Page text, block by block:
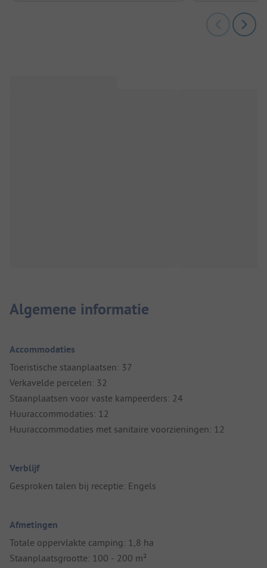
Algemene informatie
Accommodaties
Toeristische staanplaatsen: 37
Verkavelde percelen: 32
Staanplaatsen voor vaste kampeerders: 24
Huuraccommodaties: 12
Huuraccommodaties met sanitaire voorzieningen: 12
Verblijf
Gesproken talen bij receptie: Engels
Afmetingen
Totale oppervlakte camping: 1,8 ha
Staanplaatsgrootte: 100 - 200 m²